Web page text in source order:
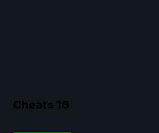
Cheats 16